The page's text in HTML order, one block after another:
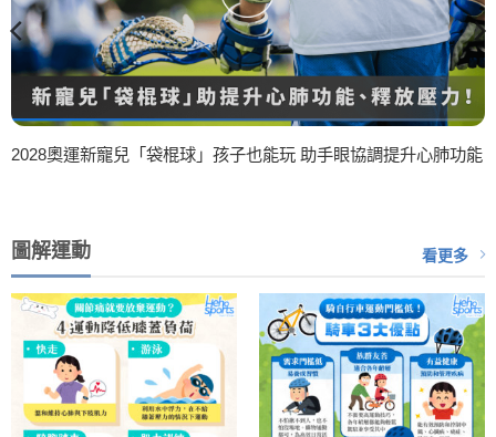
2028奧運新寵兒「袋棍球」孩子也能玩 助手眼協調提升心肺功能
圖解運動 看更多